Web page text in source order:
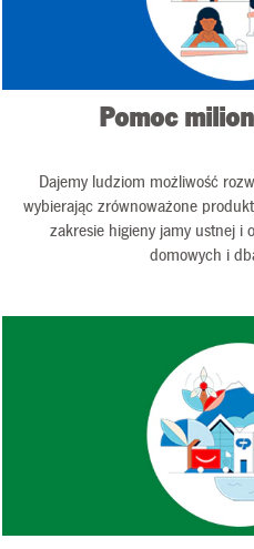
Pomoc
Dajemy ludziom możliwość
wybierając zrównoważone
zakresie higieny jamy ustnej i
domowych i